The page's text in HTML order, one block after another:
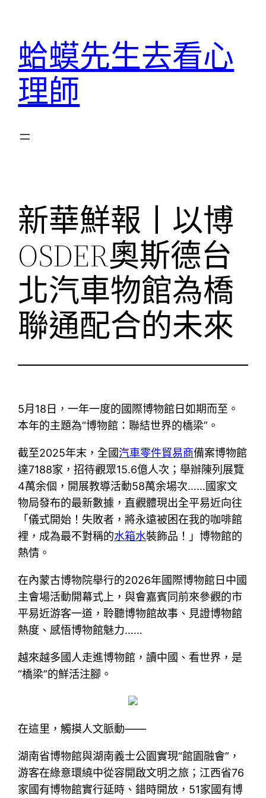
蛤蟆先生去看心
理師
新華鮮報丨以博
OSDER奧斯德台
北汽車物館為橋
聯通配合的未來
5月18日，一年一度的國際博物館日如期而至。
本年的主題為“博物館：聯結世界的橋梁”。
截至2025年末，全國汽車零件貿易商備案博物館
達7188家，招待觀眾15.6億人次；舉辦陳列展覽
4萬余個，開展教導活動58萬余場次……國家文
物局發布的最新數據，直觀體現出全平易近向往
「儀式開始！失敗者，將永遠被困在我的咖啡館
裡，成為最不對稱的水箱水裝飾品！」博物館的
熱情。
在內蒙古博物院舉行的2026年國際博物館日中國
主會場活動開幕式上，與會嘉賓同前來參觀的市
平易近游客一道，聆聽博物館故事、見證博物館
熱度、感悟博物館魅力……
越來越多國人走進博物館，讀中國、看世界，是
“橋梁”的鮮活注腳。
在這里，觸摸人文脈動——
湖南省博物館與湖南義士公園實現“館園融會”，
游客在綠意環繞中從容開啟文明之旅；江西省76
家國有博物館實行延時、錯時開放，51家國有博